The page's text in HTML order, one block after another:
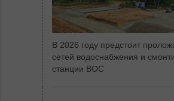
В 2026 году предстоит
сетей водоснабжения и
станции ВОС